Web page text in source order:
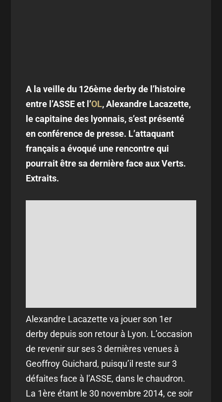
A la veille du 126ème derby de l’histoire
entre l’ASSE et l’OL, Alexandre Lacazette,
le capitaine des lyonnais, s’est présenté
en conférence de presse. L’attaquant
français a évoqué une rencontre qui
pourrait être sa dernière face aux Verts.
Extraits.
Alexandre Lacazette va jouer son 1er
derby depuis son retour à Lyon. L’occasion
de revenir sur ses 3 dernières venues à
Geoffroy Guichard, puisqu’il reste sur 3
défaites face à l’ASSE, dans le chaudron.
La 1ère étant le 30 novembre 2014, ce soir